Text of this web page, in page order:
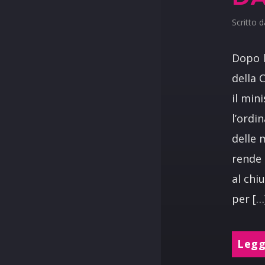
Scritto
Dopo
della
il
delle
al
per